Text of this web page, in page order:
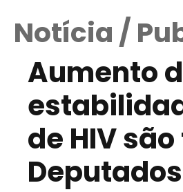
Notícia /
Aumento
de HIV
Deputados